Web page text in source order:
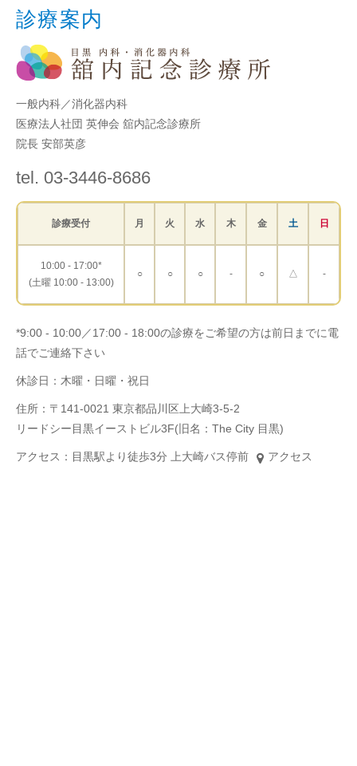
診療案内
一般内科／消化器内科
医療法人社団 英伸会 舘内記念診療所
院長 安部英彦
tel. 03-3446-8686
診療受付 月 火 水 木 金 土 日
10:00 - 17:00*
(土曜 10:00 - 13:00)
○ ○ ○ - ○ △ -
*9:00 - 10:00／17:00 - 18:00の診療をご希望の方は前日までに電
話でご連絡下さい
休診日：木曜・日曜・祝日
住所：〒141-0021 東京都品川区上大崎3-5-2
リードシー目黒イーストビル3F(旧名：The City 目黒)
アクセス：目黒駅より徒歩3分 上大崎バス停前 アクセス